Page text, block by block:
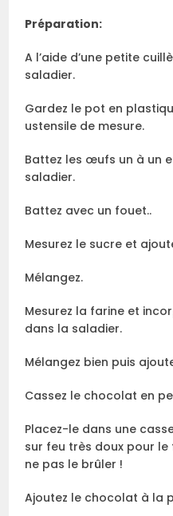
Préparation:
A l’aide d’une petite
saladier.
Gardez le pot en
ustensile de mesure.
Battez les œufs un à un
saladier.
Battez avec un fouet..
Mesurez le sucre et
Mélangez.
Mesurez la farine et
dans la saladier.
Mélangez bien puis
Cassez le chocolat en
Placez-le dans une
sur feu très doux pour
ne pas le brûler !
Ajoutez le chocolat à la